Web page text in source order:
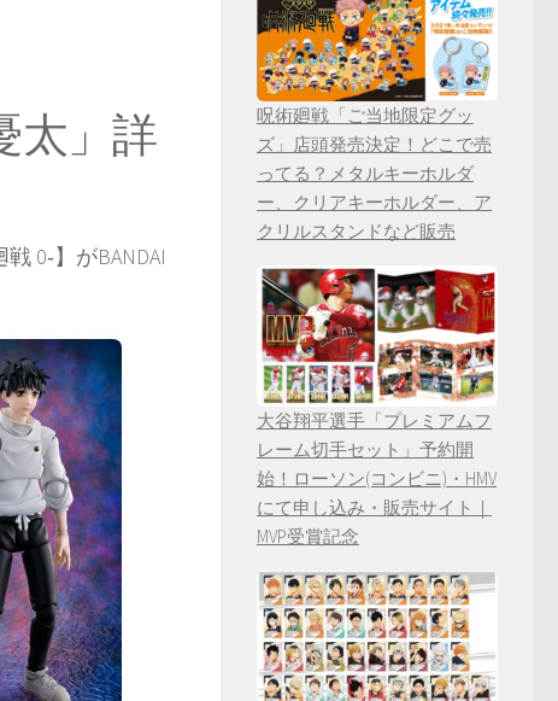
太」詳
0‐】がBANDAI
呪術廻戦「ご当地限定グッ
ズ」店頭発売決定！どこで売
ってる？メタルキーホルダ
ー、クリアキーホルダー、ア
クリルスタンドなど販売
大谷翔平選手「プレミアムフ
レーム切手セット」予約開
始！ローソン(コンビニ)・HMV
にて申し込み・販売サイト｜
MVP受賞記念